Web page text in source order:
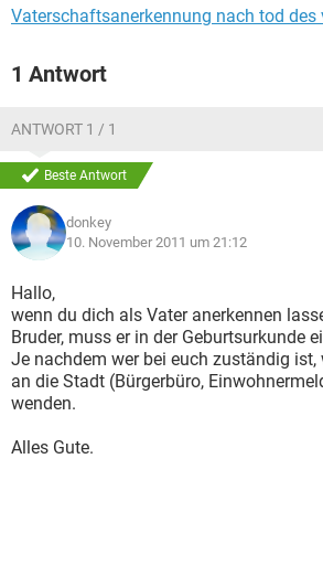
Vaterschaftsanerkennung nach tod des
1 Antwort
ANTWORT 1 / 1
Beste Antwort
donkey
10. November 2011 um 21:12
Hallo,
wenn du dich als Vater anerkennen
Bruder, muss er in der Geburtsurkunde
Je nachdem wer bei euch zuständig
an die Stadt (Bürgerbüro,
wenden.
Alles Gute.